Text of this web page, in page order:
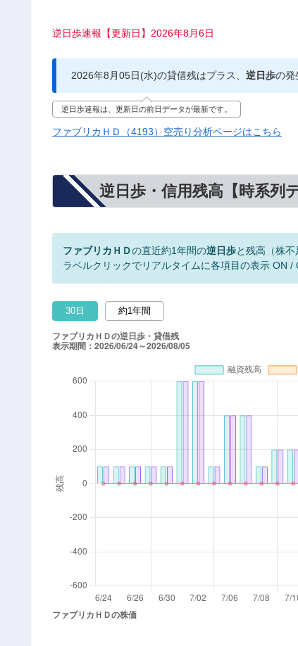
逆日歩速報【更新日】2026年8月6日
2026年8月05日(水)の貸借残はプラス、 逆日歩の発
逆日歩速報は、更新日の前日データが最新です。
ファブリカＨＤ（4193）空売り分析ページはこちら
逆日歩・信用残高【時系列
ファブリカＨＤの直近約1年間の逆日歩と残高（株
ラベルクリックでリアルタイムに各項目の表示 ON /
30日 約1年間